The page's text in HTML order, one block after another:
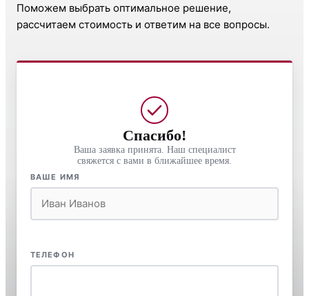
Поможем выбрать оптимальное решение,
рассчитаем стоимость и ответим на все вопросы.
Спасибо!
Ваша заявка принята. Наш специалист
свяжется с вами в ближайшее время.
ВАШЕ ИМЯ
ТЕЛЕФОН